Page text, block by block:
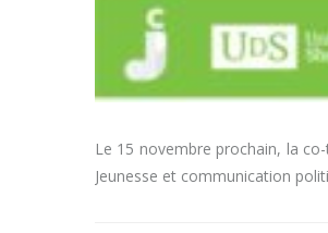
Le 15 novembre prochain, la
Jeunesse et communication